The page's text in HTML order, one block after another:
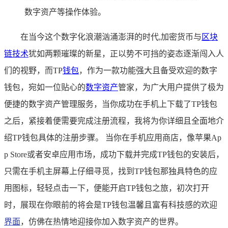
数字资产等操作体验。
在当今这个数字化浪潮汹涌澎湃的时代,加密货币与 区块
链技术犹如两颗璀璨的新星，正以势不可挡的姿态逐渐闯入人
们的视野，而TP钱包，作为一款功能强大且备受欢迎的数字
钱包，宛如一位贴心的数字资产管家，为广大用户提供了极为
便捷的数字资产管理服务，当你成功在手机上下载了TP钱包
之后，紧接着便需要完成注册流程，我将为你详细且全面地介
绍TP钱包具体的注册步骤。 当你在手机应用商店，像苹果Ap
p Store或者安卓应用市场，成功下载并完成TP钱包的安装后，
只需在手机主屏幕上仔细寻觅，找到TP钱包那独具特色的应
用图标，轻轻点击一下，便能开启TP钱包之旅，初次打开
时，展现在你眼前的将会是TP钱包温馨且富有科技感的欢迎
界面，仿佛在热情地迎接你加入数字资产的世界。